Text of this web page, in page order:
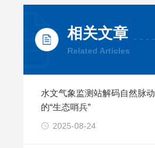
相关文章
Related Articles
水文气象监测站解码自然脉动
的“生态哨兵”
2025-08-24